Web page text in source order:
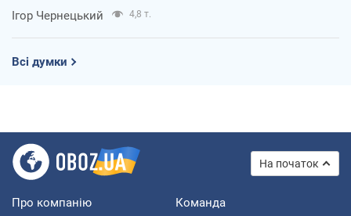
Ігор Чернецький 4,8 т.
Всі думки
На початок
Про компанію Команда